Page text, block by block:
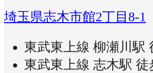
埼玉県志木市館2丁目8-1
東武東上線 柳瀬川駅
東武東上線 志木駅 徒